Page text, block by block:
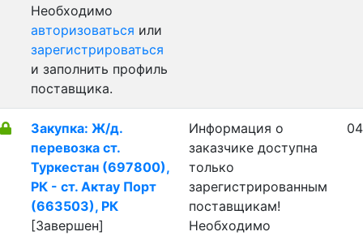
Необходимо
авторизоваться или
зарегистрироваться
и заполнить профиль
поставщика.
Закупка: Ж/д.
перевозка ст.
Туркестан (697800),
РК - ст. Актау Порт
(663503), РК
[Завершен]
Информация о
заказчике доступна
только
зарегистрированным
поставщикам!
Необходимо